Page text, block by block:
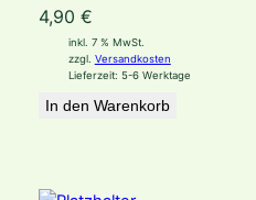
4,90 €
inkl. 7 % MwSt.
zzgl. Versandkosten
Lieferzeit: 5-6 Werktage
In den Warenkorb